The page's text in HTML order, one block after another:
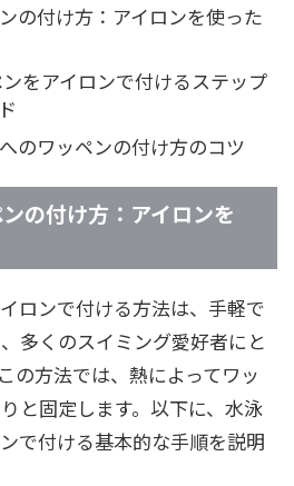
の付け方：アイロンを使った
をアイロンで付けるステップ
のワッペンの付け方のコツ
の付け方：アイロンを
ロンで付ける方法は、手軽で
多くのスイミング愛好者にと
の方法では、熱によってワッ
と固定します。以下に、水泳
で付ける基本的な手順を説明